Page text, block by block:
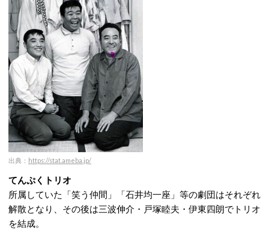
出典： https://stat.ameba.jp/
てんぷくトリオ
所属していた「笑う仲間」「石井均一座」等の劇団はそれぞれ
解散となり、その後は三波伸介・戸塚睦夫・伊東四朗でトリオ
を結成。